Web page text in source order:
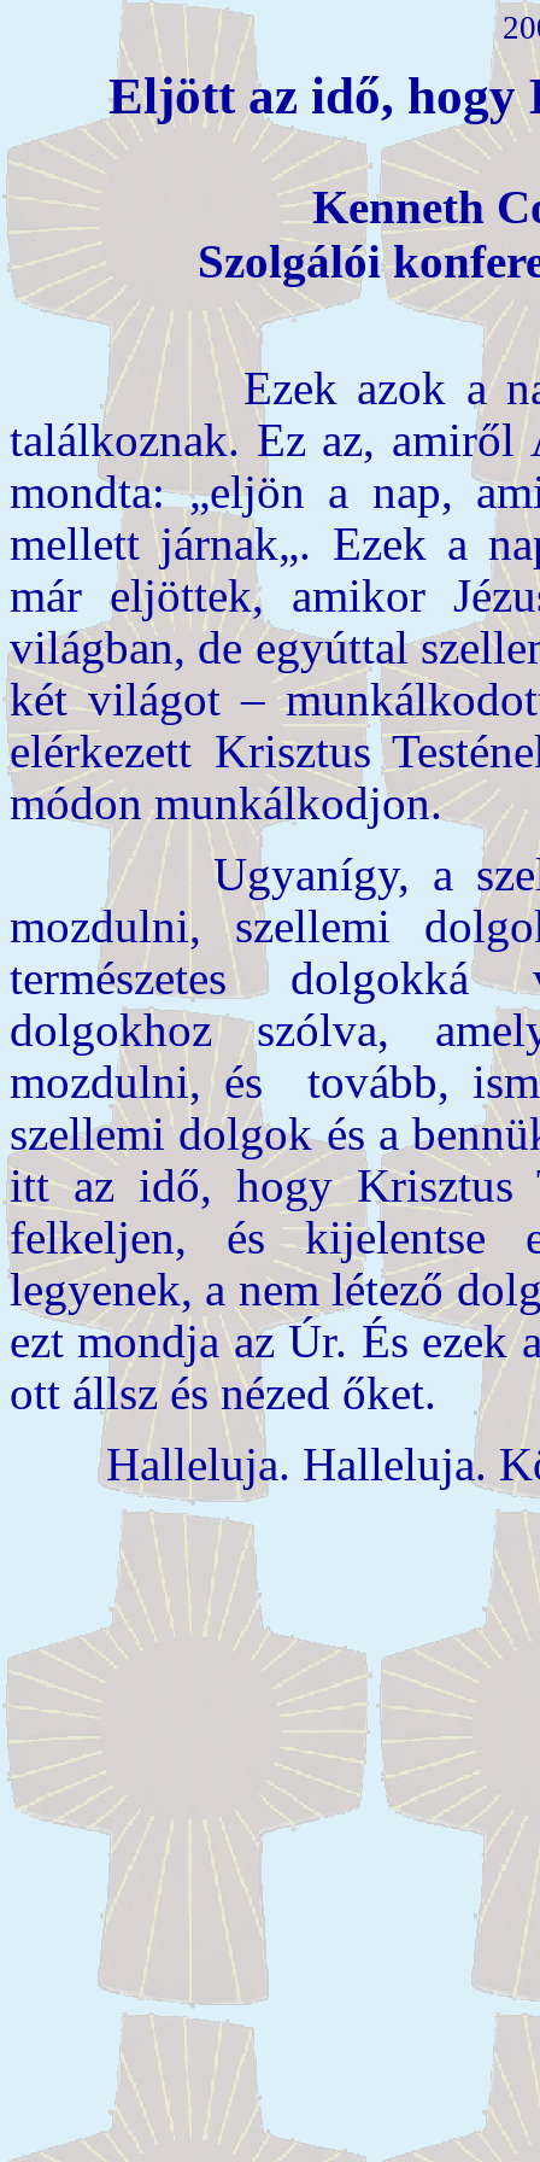
Eljött az idő, hogy
Kenneth
Szolgálói
Ezek azok a
találkoznak. Ez az, amiről
mondta: „eljön a nap,
mellett járnak„. Ezek a
már eljöttek, amikor
világban, de egyúttal
két világot –
elérkezett Krisztus
módon munkálkodjon.
Ugyanígy, a
mozdulni, szellemi
természetes dolgokká
dolgokhoz szólva,
mozdulni, és tovább,
szellemi dolgok és a
itt az idő, hogy Krisztus
felkeljen, és kijelentse
legyenek, a nem létező
ezt mondja az Úr. És ezek
ott állsz és nézed őket.
Halleluja. Halleluja.